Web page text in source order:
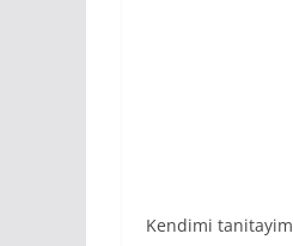
Kendimi tanitayim